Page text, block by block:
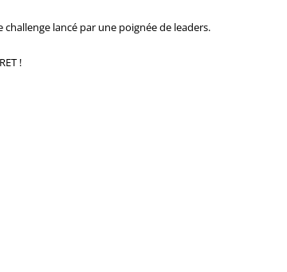
lancé par une poignée de leaders.
!